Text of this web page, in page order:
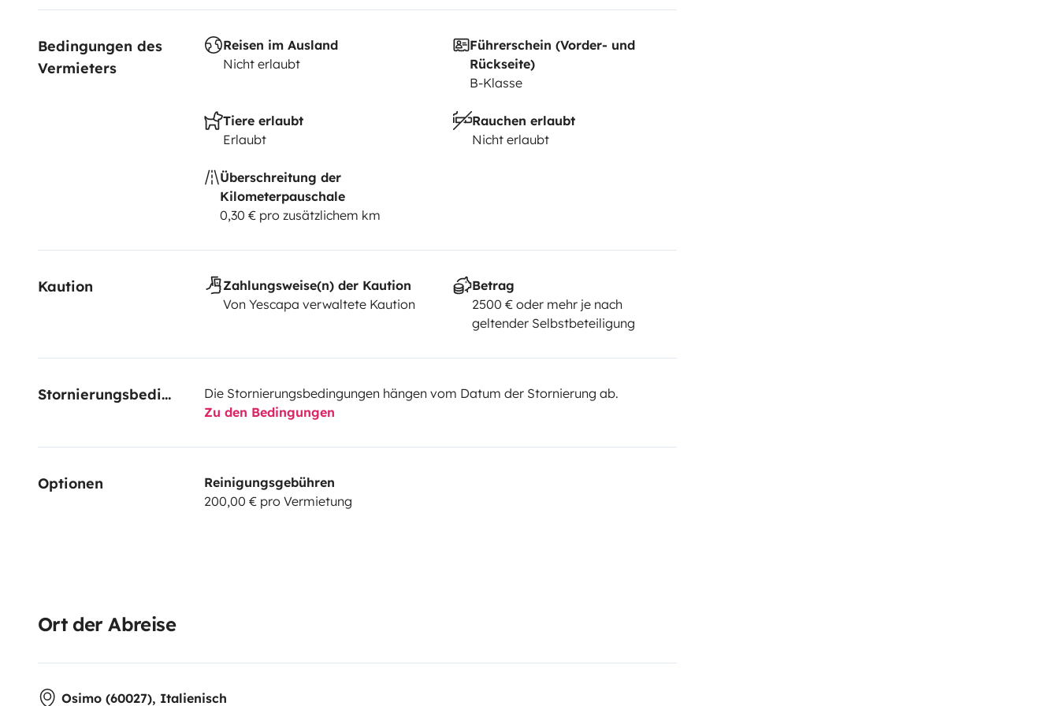
In addition, you will find:
- garbage bags the size of the bins
- sponges
for a contribution for washing.
On request we can provide you with 2 electric bikes with child seats.
Bedingungen des
Vermieters
Reisen im Ausland
Nicht erlaubt
Führerschein (Vorder- und
Rückseite)
B-Klasse
Tiere erlaubt
Erlaubt
Rauchen erlaubt
Nicht erlaubt
Überschreitung der
Kilometerpauschale
0,30 € pro zusätzlichem km
Kaution
Zahlungsweise(n) der Kaution
Von Yescapa verwaltete Kaution
Betrag
2500 € oder mehr je nach
geltender Selbstbeteiligung
Stornierungsbedingungen
Die Stornierungsbedingungen hängen vom Datum der Stornierung ab.
Zu den Bedingungen
Optionen
Reinigungsgebühren
200,00 € pro Vermietung
Ort der Abreise
Osimo (60027), Italienisch